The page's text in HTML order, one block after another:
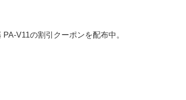
V11の割引クーポンを配布中。